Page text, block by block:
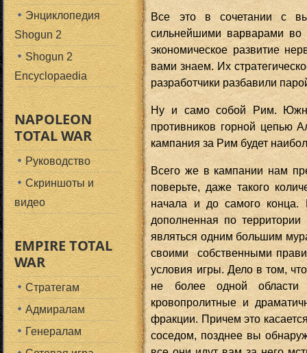
Все это в сочетании с
сильнейшими варварами во
экономическое развитие
вами знаем. Их
разработчики разбавили
Ну и само собой Рим.
противников горной цепью
кампания за Рим будет
Всего же в кампании нам
поверьте, даже такого
начала и до самого
дополненная по
являться одним большим
своими собственными
условия игры. Дело в том,
не более одной области
кровопролитные и
фракции. Причем это
соседом, позднее вы
Энциклопедия
Shogun 2
Shogun 2
Encyclopaedia
NAPOLEON
TOTAL WAR
Руководство
Скриншоты и
видео
EMPIRE TOTAL
WAR
Стратегам
Адмиралам
Генералам